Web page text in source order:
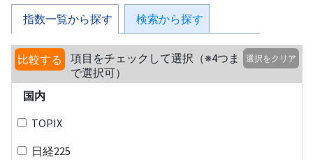
指数一覧から探す 検索から探す
比較する
項目をチェックして選択（※4つま
で選択可）
選択をクリア
国内
TOPIX
日経225